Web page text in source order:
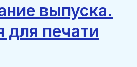
выпуска.
для печати